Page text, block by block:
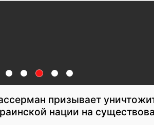
призывает
нации на